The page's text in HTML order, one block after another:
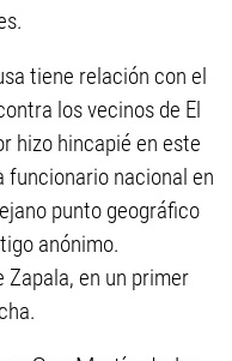
tiene relación con el
los vecinos de El
hizo hincapié en este
funcionario nacional en
punto geográfico
anónimo.
en un primer